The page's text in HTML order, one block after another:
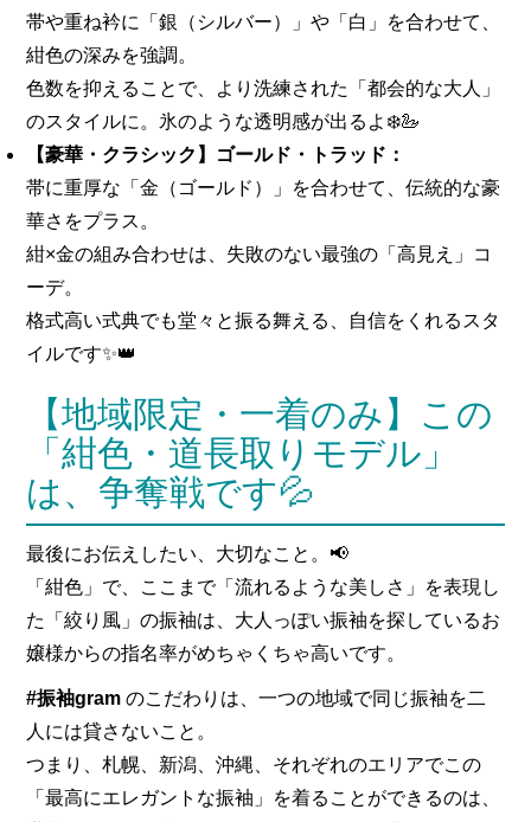
帯や重ね衿に「銀（シルバー）」や「白」を合わせて、
紺色の深みを強調。
色数を抑えることで、より洗練された「都会的な大人」
のスタイルに。氷のような透明感が出るよ❄️🦢
【豪華・クラシック】ゴールド・トラッド：
帯に重厚な「金（ゴールド）」を合わせて、伝統的な豪
華さをプラス。
紺×金の組み合わせは、失敗のない最強の「高見え」コ
ーデ。
格式高い式典でも堂々と振る舞える、自信をくれるスタ
イルです✨👑
【地域限定・一着のみ】この
「紺色・道長取りモデル」
は、争奪戦です💦
最後にお伝えしたい、大切なこと。📢
「紺色」で、ここまで「流れるような美しさ」を表現し
た「絞り風」の振袖は、大人っぽい振袖を探しているお
嬢様からの指名率がめちゃくちゃ高いです。
#振袖gram のこだわりは、一つの地域で同じ振袖を二
人には貸さないこと。
つまり、札幌、新潟、沖縄、それぞれのエリアでこの
「最高にエレガントな振袖」を着ることができるのは、